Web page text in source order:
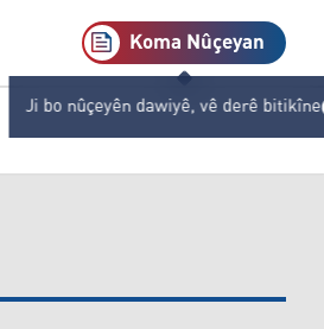
Koma Nûçeyan
Ji bo nûçeyên dawiyê, vê derê bitikîne